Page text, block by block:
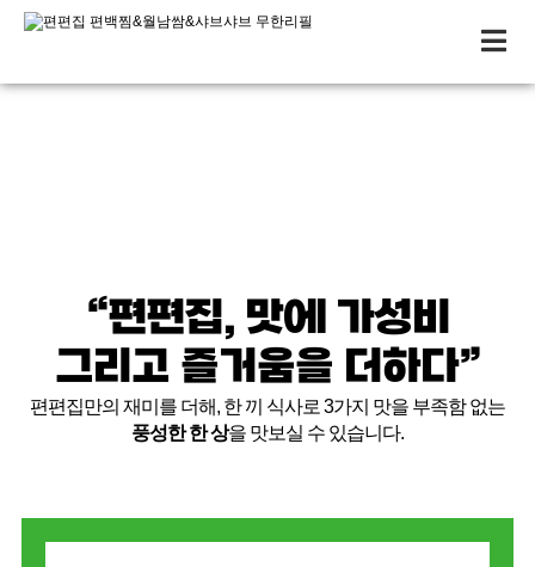
“편편집, 맛에 가성비
그리고 즐거움을 더하다”
편편집만의 재미를 더해, 한 끼 식사로 3가지 맛을 부족함 없는
풍성한 한 상을 맛보실 수 있습니다.